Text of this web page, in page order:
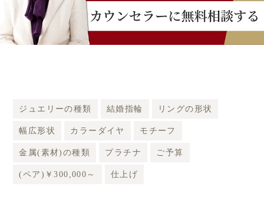
ジュエリーの種類 結婚指輪 リングの形状
幅広形状 カラーダイヤ モチーフ
金属(素材)の種類 プラチナ ご予算
(ペア)￥300,000～ 仕上げ